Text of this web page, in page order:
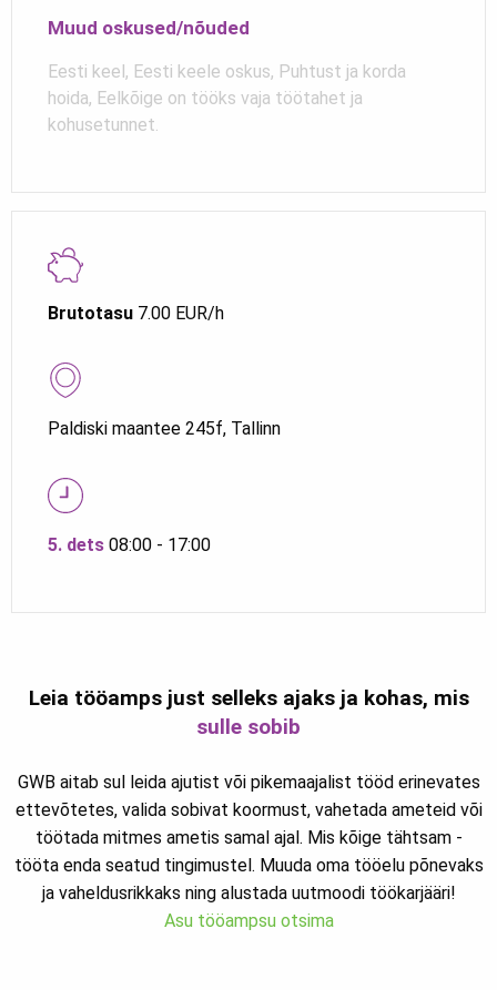
Brutotasu 7.00 EUR/h
Paldiski maantee 245f, Tallinn
5. dets 08:00 - 17:00
Muud oskused/nõuded
Eesti keel, Eesti keele oskus, Puhtust ja korda
hoida, Eelkõige on tööks vaja töötahet ja
kohusetunnet.
Leia tööamps just selleks ajaks ja kohas, mis
sulle sobib
GWB aitab sul leida ajutist või pikemaajalist tööd erinevates
ettevõtetes, valida sobivat koormust, vahetada ameteid või
töötada mitmes ametis samal ajal. Mis kõige tähtsam -
tööta enda seatud tingimustel. Muuda oma tööelu põnevaks
ja vaheldusrikkaks ning alustada uutmoodi töökarjääri!
Asu tööampsu otsima